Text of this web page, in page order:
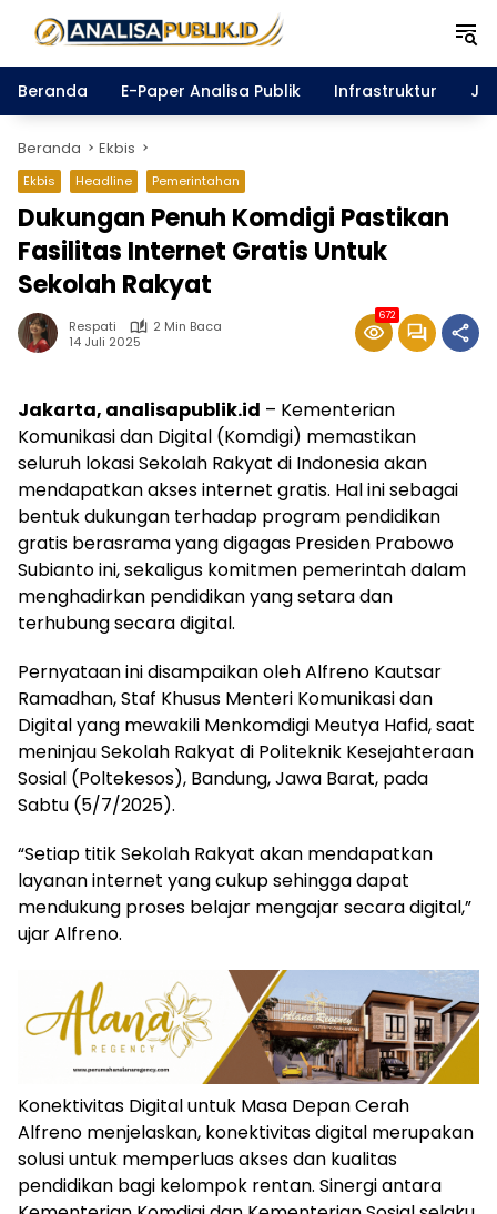
Beranda
E-Paper Analisa Publik Infrastruktur
Beranda Ekbis
Ekbis Headline Pemerintahan
Dukungan Penuh Komdigi Pastikan
Fasilitas Internet Gratis Untuk
Sekolah Rakyat
Respati
2 Min Baca
14 Juli 2025
672
Jakarta, analisapublik.id – Kementerian
Komunikasi dan Digital (Komdigi) memastikan
seluruh lokasi Sekolah Rakyat di Indonesia akan
mendapatkan akses internet gratis. Hal ini sebagai
bentuk dukungan terhadap program pendidikan
gratis berasrama yang digagas Presiden Prabowo
Subianto ini, sekaligus komitmen pemerintah dalam
menghadirkan pendidikan yang setara dan
terhubung secara digital.
Pernyataan ini disampaikan oleh Alfreno Kautsar
Ramadhan, Staf Khusus Menteri Komunikasi dan
Digital yang mewakili Menkomdigi Meutya Hafid, saat
meninjau Sekolah Rakyat di Politeknik Kesejahteraan
Sosial (Poltekesos), Bandung, Jawa Barat, pada
Sabtu (5/7/2025).
“Setiap titik Sekolah Rakyat akan mendapatkan
layanan internet yang cukup sehingga dapat
mendukung proses belajar mengajar secara digital,”
ujar Alfreno.
Konektivitas Digital untuk Masa Depan Cerah
Alfreno menjelaskan, konektivitas digital merupakan
solusi untuk memperluas akses dan kualitas
pendidikan bagi kelompok rentan. Sinergi antara